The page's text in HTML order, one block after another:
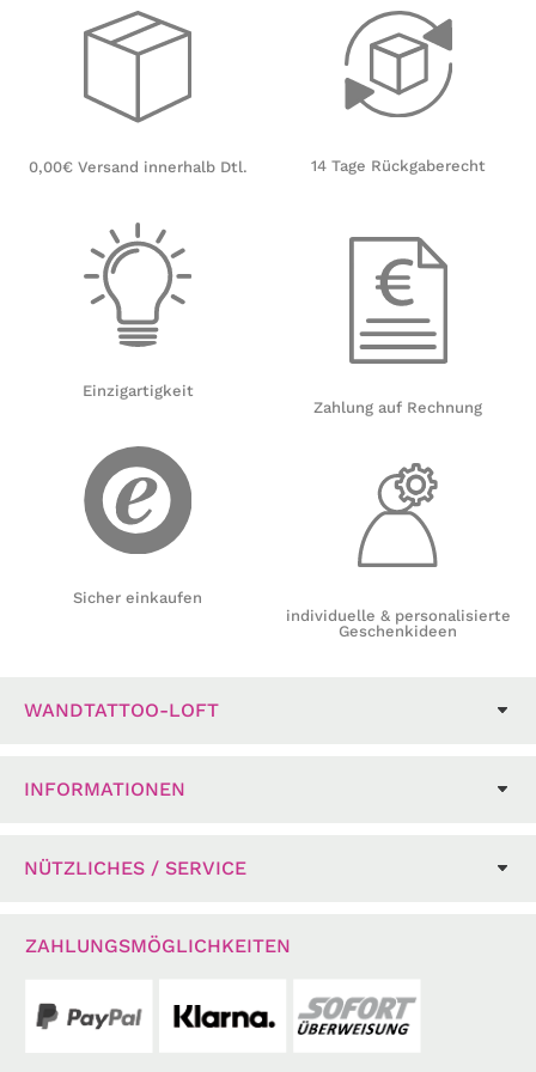
0,00€ Versand innerhalb Dtl.
Einzigartigkeit
Sicher einkaufen
14 Tage Rückgaberecht
Zahlung auf Rechnung
individuelle & personalisierte
Geschenkideen
WANDTATTOO-LOFT
INFORMATIONEN
NÜTZLICHES / SERVICE
ZAHLUNGSMÖGLICHKEITEN